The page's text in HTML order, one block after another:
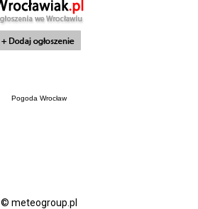
Pogoda Wrocław
© meteogroup.pl